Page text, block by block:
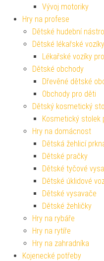
Vývoj motoriky
Hry na profese
Dětské hudební
Dětské lékařské vozíky
Lékařské vozíky
Dětské obchody
Dřevěné dětské
Obchody pro děti
Dětský kosmetický
Kosmetický stolek
Hry na domácnost
Dětská žehlicí
Dětské pračky
Dětské tyčové
Dětské úklidové
Dětské vysavače
Dětské žehličky
Hry na rybáře
Hry na rytíře
Hry na zahradníka
Kojenecké potřeby